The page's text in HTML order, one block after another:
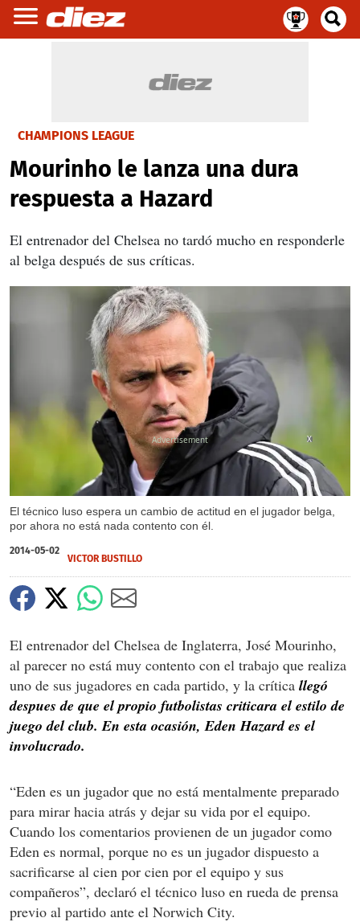
CHAMPIONS LEAGUE
Mourinho le lanza una dura
respuesta a Hazard
El entrenador del Chelsea no tardó mucho en responderle
al belga después de sus críticas.
El técnico luso espera un cambio de actitud en el jugador belga,
por ahora no está nada contento con él.
X
2014-05-02
VICTOR BUSTILLO
El entrenador del Chelsea de Inglaterra, José Mourinho,
al parecer no está muy contento con el trabajo que realiza
uno de sus jugadores en cada partido, y la crítica llegó
despues de que el propio futbolistas criticara el estilo de
juego del club. En esta ocasión, Eden Hazard es el
involucrado.
“Eden es un jugador que no está mentalmente preparado
para mirar hacia atrás y dejar su vida por el equipo.
Cuando los comentarios provienen de un jugador como
Eden es normal, porque no es un jugador dispuesto a
sacrificarse al cien por cien por el equipo y sus
compañeros”, declaró el técnico luso en rueda de prensa
previo al partido ante el Norwich City.